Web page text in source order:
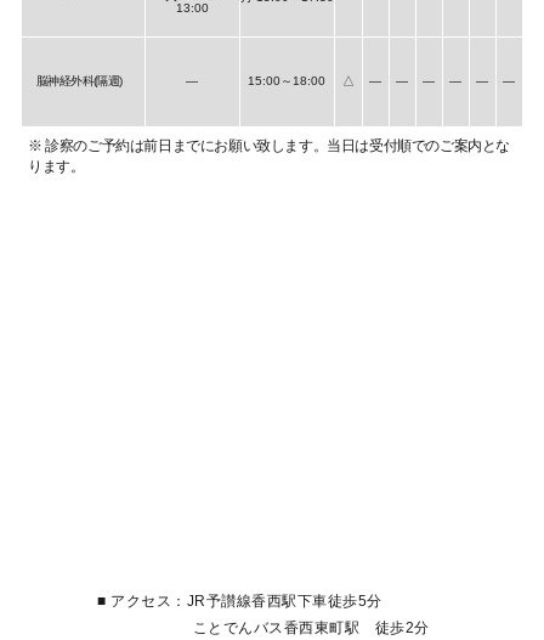
13:00
脳神経外科(隔週) ― 15:00～18:00 △ ― ― ― ― ― ―
※ 診察のご予約は前日までにお願い致します。当日は受付順でのご案内とな
ります。
■ アクセス：JR予讃線香西駅下車徒歩5分
ことでんバス香西東町駅 徒歩2分